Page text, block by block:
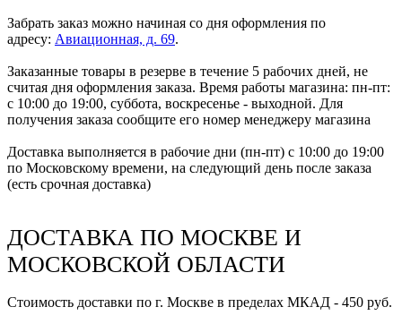
Забрать заказ можно начиная со дня оформления по
адресу: Авиационная, д. 69.
Заказанные товары в резерве в течение 5 рабочих дней, не
считая дня оформления заказа. Время работы магазина: пн-пт:
с 10:00 до 19:00, суббота, воскресенье - выходной. Для
получения заказа сообщите его номер менеджеру магазина
Доставка выполняется в рабочие дни (пн-пт) с 10:00 до 19:00
по Московскому времени, на следующий день после заказа
(есть срочная доставка)
ДОСТАВКА ПО МОСКВЕ И
МОСКОВСКОЙ ОБЛАСТИ
Стоимость доставки по г. Москве в пределах МКАД - 450 руб.